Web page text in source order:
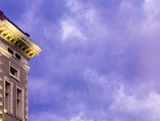
Iniciales Ayudas para
La Integridad y la
El Matrimonio
La Escala Tonal